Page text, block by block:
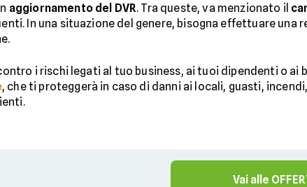
aggiornamento del DVR. Tra queste, va menzionato il
In una situazione del genere, bisogna effettuare una
i rischi legati al tuo business, ai tuoi dipendenti o ai
, che ti proteggerà in caso di danni ai locali, guasti,
Vai alle